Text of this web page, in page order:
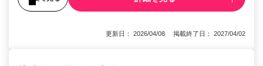
更新日： 2026/04/08 掲載終了日： 2027/04/02